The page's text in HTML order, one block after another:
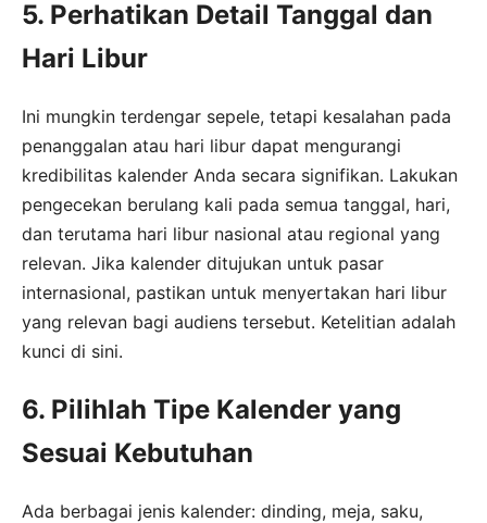
5. Perhatikan Detail Tanggal dan
Hari Libur
Ini mungkin terdengar sepele, tetapi kesalahan pada
penanggalan atau hari libur dapat mengurangi
kredibilitas kalender Anda secara signifikan. Lakukan
pengecekan berulang kali pada semua tanggal, hari,
dan terutama hari libur nasional atau regional yang
relevan. Jika kalender ditujukan untuk pasar
internasional, pastikan untuk menyertakan hari libur
yang relevan bagi audiens tersebut. Ketelitian adalah
kunci di sini.
6. Pilihlah Tipe Kalender yang
Sesuai Kebutuhan
Ada berbagai jenis kalender: dinding, meja, saku,